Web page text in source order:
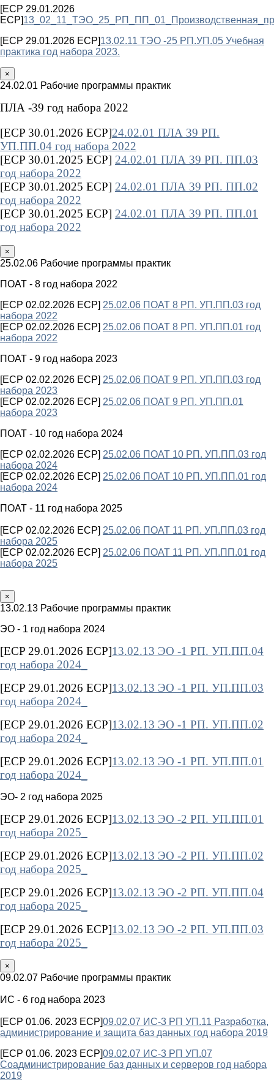
[ECP 29.01.2026
ECP]
[ECP 29.01.2026 ECP]13.02.11 ТЭО -25 РП.УП.05 Учебная
практика год набора 2023.
×
24.02.01 Рабочие программы практик
ПЛА -39 год набора 2022
[ECP 30.01.2026 ECP]24.02.01 ПЛА 39 РП.
УП.ПП.04 год набора 2022
[ECP 30.01.2025 ECP] 24.02.01 ПЛА 39 РП. ПП.03
год набора 2022
[ECP 30.01.2025 ECP] 24.02.01 ПЛА 39 РП. ПП.02
год набора 2022
[ECP 30.01.2025 ECP] 24.02.01 ПЛА 39 РП. ПП.01
год набора 2022
×
25.02.06 Рабочие программы практик
ПОАТ - 8 год набора 2022
[ECP 02.02.2026 ECP] 25.02.06 ПОАТ 8 РП. УП.ПП.03 год
набора 2022
[ECP 02.02.2026 ECP] 25.02.06 ПОАТ 8 РП. УП.ПП.01 год
набора 2022
ПОАТ - 9 год набора 2023
[ECP 02.02.2026 ECP] 25.02.06 ПОАТ 9 РП. УП.ПП.03 год
набора 2023
[ECP 02.02.2026 ECP] 25.02.06 ПОАТ 9 РП. УП.ПП.01
набора 2023
ПОАТ - 10 год набора 2024
[ECP 02.02.2026 ECP] 25.02.06 ПОАТ 10 РП. УП.ПП.03 год
набора 2024
[ECP 02.02.2026 ECP] 25.02.06 ПОАТ 10 РП. УП.ПП.01 год
набора 2024
ПОАТ - 11 год набора 2025
[ECP 02.02.2026 ECP] 25.02.06 ПОАТ 11 РП. УП.ПП.03 год
набора 2025
[ECP 02.02.2026 ECP] 25.02.06 ПОАТ 11 РП. УП.ПП.01 год
набора 2025
×
13.02.13 Рабочие программы практик
ЭО - 1 год набора 2024
[ECP 29.01.2026 ECP]13.02.13 ЭО -1 РП. УП.ПП.04
год набора 2024_
[ECP 29.01.2026 ECP]13.02.13 ЭО -1 РП. УП.ПП.03
год набора 2024_
[ECP 29.01.2026 ECP]13.02.13 ЭО -1 РП. УП.ПП.02
год набора 2024_
[ECP 29.01.2026 ECP]13.02.13 ЭО -1 РП. УП.ПП.01
год набора 2024_
ЭО- 2 год набора 2025
[ECP 29.01.2026 ECP]13.02.13 ЭО -2 РП. УП.ПП.01
год набора 2025_
[ECP 29.01.2026 ECP]13.02.13 ЭО -2 РП. УП.ПП.02
год набора 2025_
[ECP 29.01.2026 ECP]13.02.13 ЭО -2 РП. УП.ПП.04
год набора 2025_
[ECP 29.01.2026 ECP]13.02.13 ЭО -2 РП. УП.ПП.03
год набора 2025_
×
09.02.07 Рабочие программы практик
ИС - 6 год набора 2023
[ECP 01.06. 2023 ECP]09.02.07 ИС-3 РП УП.11 Разработка,
администрирование и защита баз данных год набора 2019
[ECP 01.06. 2023 ECP]09.02.07 ИС-3 РП УП.07
Соадминистрирование баз данных и серверов год набора
2019